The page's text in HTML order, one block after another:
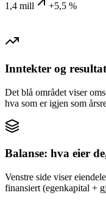
1,4 mill
+5,5 %
Inntekter og resultat
Det blå området viser
hva som er igjen som
Balanse: hva eier
Venstre side viser
finansiert (egenkapital +